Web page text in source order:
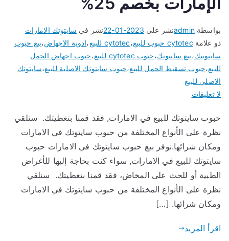
بواسطةadminنشر على 2023-01-22 نشر في سايتوتك الامارات
ذو علامة cytotec حبوب للبيع ،cytotec للبيع ،ادوية الاجهاض،بيع حبوب
سايتوتيك،بيع سايتوتك،حبوب cytotec للبيع ،حبوب اجهاض الحمل
للبيع،حبوب تسقيط الحمل للبيع،حبوب سايتوتك الاصلية للبيع،سايتوتك
الاصلي للبيع
لا تعليقات
سايتوتك
للبيع
في
الإمارات
بخصم
25%
حبوب سايتوتك للبيع في الامارات, فقد قمنا بتغطيتك. سنلقي
نظرة على الأنواع المختلفة من حبوب سايتوتك في الامارات
ومكان شرائها.نوفر بيع حبوب سايتوتك في الامارات حبوب
سايتوتك للبيع في الامارات, سواء كنت بحاجة إليها للأغراض
الطبية أو للحث على المخاض، فقد قمنا بتغطيتك. سنلقي
نظرة على الأنواع المختلفة من حبوب سايتوتك في الامارات
ومكان شرائها. […]
اقرأ المزيد